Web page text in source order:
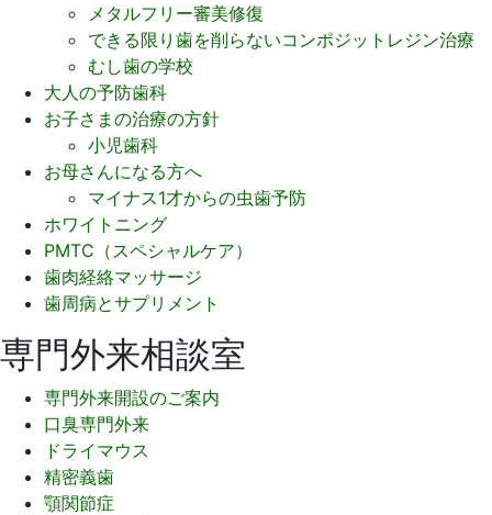
メタルフリー審美修復
できる限り歯を削らないコンポジットレジン治療
むし歯の学校
大人の予防歯科
お子さまの治療の方針
小児歯科
お母さんになる方へ
マイナス1才からの虫歯予防
ホワイトニング
PMTC（スペシャルケア）
歯肉経絡マッサージ
歯周病とサプリメント
専門外来相談室
専門外来開設のご案内
口臭専門外来
ドライマウス
精密義歯
顎関節症